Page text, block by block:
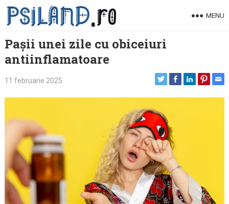
Skip
MENU
Pașii unei zile cu obiceiuri
antiinflamatoare
11 februarie 2025